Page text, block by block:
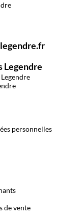
Legendre
personnelles
de vente